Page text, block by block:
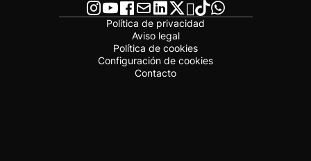
Política de privacidad
Aviso legal
Política de cookies
Configuración de cookies
Contacto